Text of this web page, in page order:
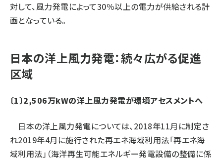
対して、風力発電によって30％以上の電力が供給される計
画となっている。
日本の洋上風力発電：続々広がる促進
区域
〔1〕2,506万kWの洋上風力発電が環境アセスメントへ
日本の洋上風力発電については、2018年11月に制定さ
れ2019年4月に施行された再エネ海域利用法「再エネ海
域利用法」（海洋再生可能エネルギー発電設備の整備に係